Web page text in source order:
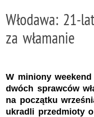
Włodawa: 21-
za włamanie
W miniony
dwóch sprawców
na początku
ukradli przedmioty